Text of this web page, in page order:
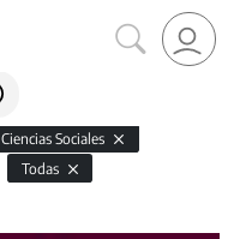
Ciencias Sociales
Todas